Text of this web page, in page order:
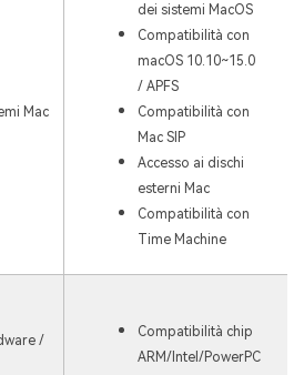
Mac
dei sistemi MacOS
Compatibilità con
macOS 10.10~15.0
/ APFS
Compatibilità con
Mac SIP
Accesso ai dischi
esterni Mac
Compatibilità con
Time Machine
/
Compatibilità chip
ARM/Intel/PowerPC